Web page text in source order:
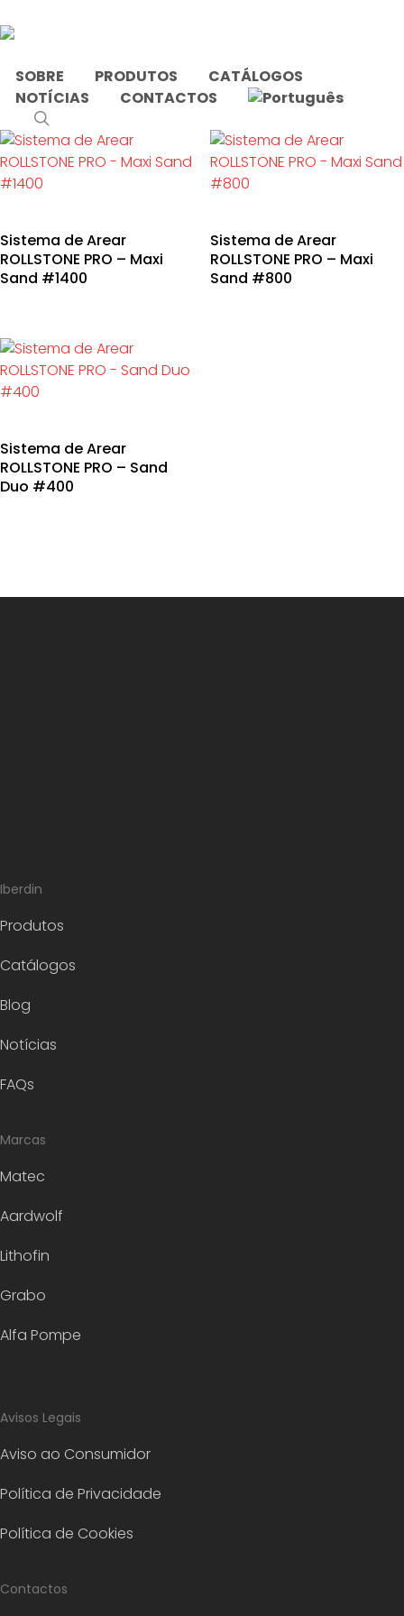
to
content
SOBRE PRODUTOS
CATÁLOGOS
NOTÍCIAS
CONTACTOS
Início Produtos etiquetados com “arear”
Sistema de Arear
ROLLSTONE PRO – Maxi
Sand #1400
Sistema de Arear
ROLLSTONE PRO – Maxi
Sand #800
Sistema de Arear
ROLLSTONE PRO – Sand
Duo #400
Iberdin
Produtos
Catálogos
Blog
Notícias
FAQs
Marcas
Matec
Aardwolf
Lithofin
Grabo
Alfa Pompe
Avisos Legais
Aviso ao Consumidor
Política de Privacidade
Política de Cookies
Contactos